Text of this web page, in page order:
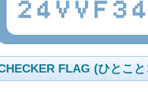
FLAG (ひとこ